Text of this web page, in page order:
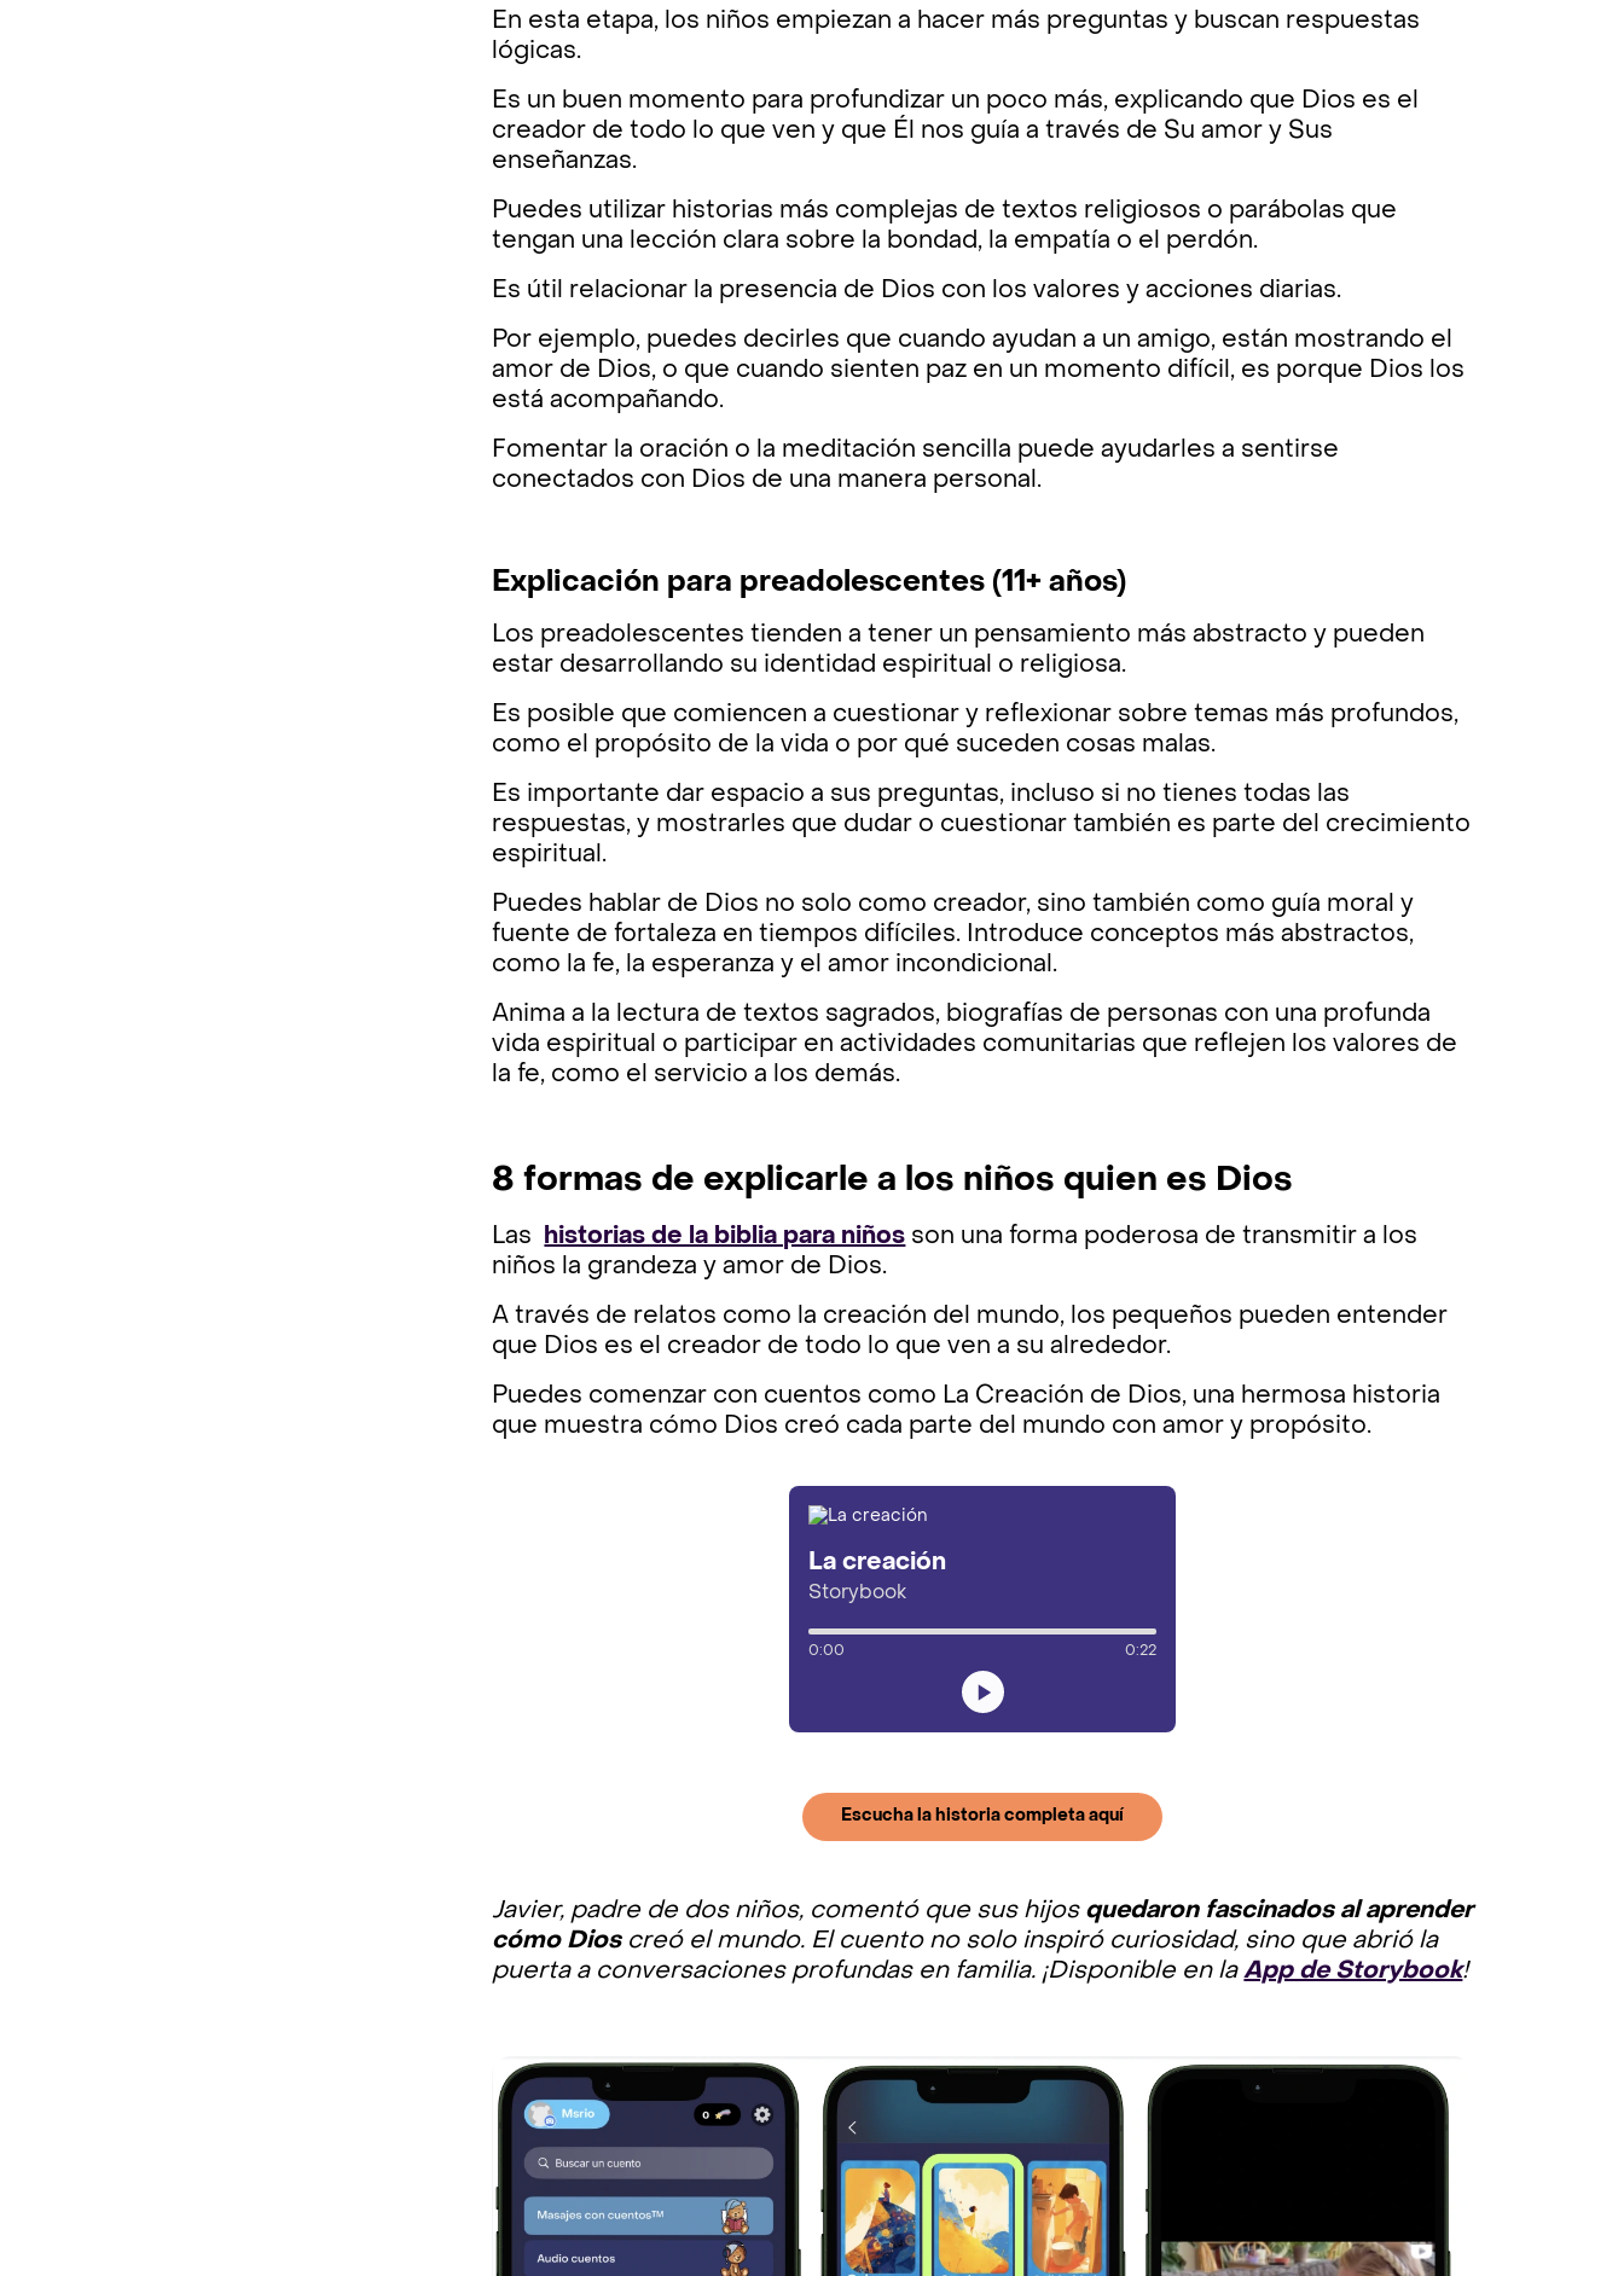
En esta etapa, los niños empiezan a hacer más preguntas y buscan respuestas
lógicas.
Es un buen momento para profundizar un poco más, explicando que Dios es el
creador de todo lo que ven y que Él nos guía a través de Su amor y Sus
enseñanzas.
Puedes utilizar historias más complejas de textos religiosos o parábolas que
tengan una lección clara sobre la bondad, la empatía o el perdón.
Es útil relacionar la presencia de Dios con los valores y acciones diarias.
Por ejemplo, puedes decirles que cuando ayudan a un amigo, están mostrando el
amor de Dios, o que cuando sienten paz en un momento difícil, es porque Dios los
está acompañando.
Fomentar la oración o la meditación sencilla puede ayudarles a sentirse
conectados con Dios de una manera personal.
Explicación para preadolescentes (11+ años)
Los preadolescentes tienden a tener un pensamiento más abstracto y pueden
estar desarrollando su identidad espiritual o religiosa.
Es posible que comiencen a cuestionar y reflexionar sobre temas más profundos,
como el propósito de la vida o por qué suceden cosas malas.
Es importante dar espacio a sus preguntas, incluso si no tienes todas las
respuestas, y mostrarles que dudar o cuestionar también es parte del crecimiento
espiritual.
Puedes hablar de Dios no solo como creador, sino también como guía moral y
fuente de fortaleza en tiempos difíciles. Introduce conceptos más abstractos,
como la fe, la esperanza y el amor incondicional.
Anima a la lectura de textos sagrados, biografías de personas con una profunda
vida espiritual o participar en actividades comunitarias que reflejen los valores de
la fe, como el servicio a los demás.
8 formas de explicarle a los niños quien es Dios
Las historias de la biblia para niños son una forma poderosa de transmitir a los
niños la grandeza y amor de Dios.
A través de relatos como la creación del mundo, los pequeños pueden entender
que Dios es el creador de todo lo que ven a su alrededor.
Puedes comenzar con cuentos como La Creación de Dios, una hermosa historia
que muestra cómo Dios creó cada parte del mundo con amor y propósito.
La creación
Storybook
0:00 0:22
Escucha la historia completa aquí
Javier, padre de dos niños, comentó que sus hijos quedaron fascinados al aprender
cómo Dioscreó el mundo. El cuento no solo inspiró curiosidad, sino que abrió la
puerta a conversaciones profundas en familia. ¡Disponible en laApp de Storybook!